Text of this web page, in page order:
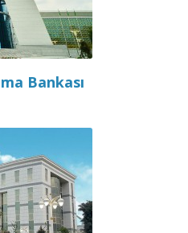
Bankası